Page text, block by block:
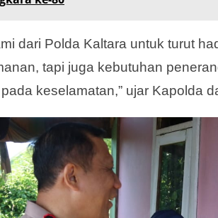
dari Polda Kaltara untuk turut
tapi juga kebutuhan
keselamatan,” ujar Kapolda